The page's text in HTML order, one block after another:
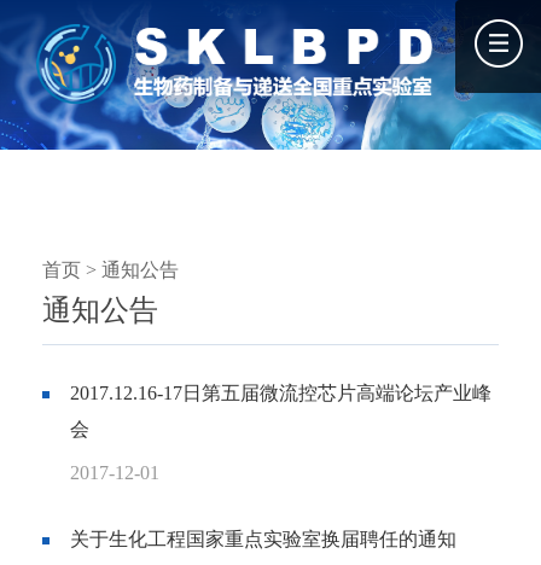
首页 > 通知公告
通知公告
2017.12.16-17日第五届微流控芯片高端论坛产业峰
会
2017-12-01
关于生化工程国家重点实验室换届聘任的通知